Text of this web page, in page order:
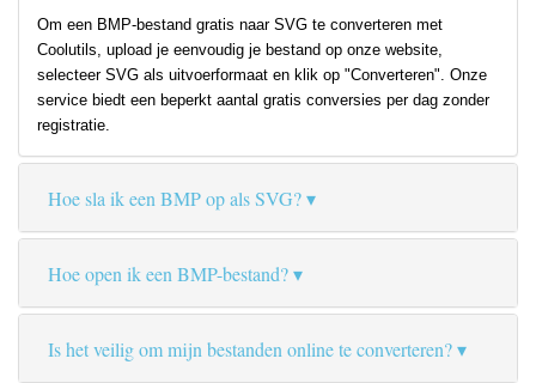
Om een BMP-bestand gratis naar SVG te converteren met
Coolutils, upload je eenvoudig je bestand op onze website,
selecteer SVG als uitvoerformaat en klik op "Converteren". Onze
service biedt een beperkt aantal gratis conversies per dag zonder
registratie.
Hoe sla ik een BMP op als SVG?
Hoe open ik een BMP-bestand?
Is het veilig om mijn bestanden online te converteren?